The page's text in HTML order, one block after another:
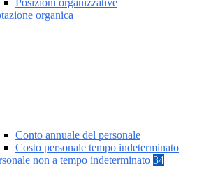
Posizioni organizzative
organica
Conto annuale del personale
Costo personale tempo indeterminato
non a tempo indeterminato 34